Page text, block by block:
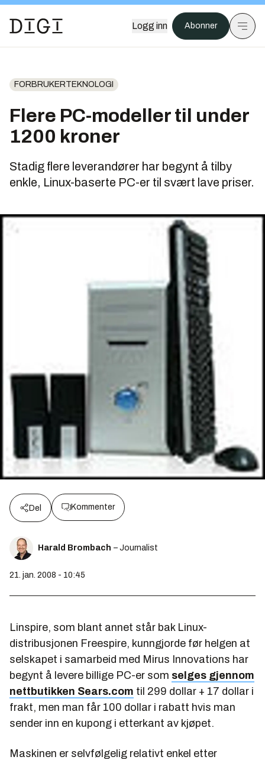
Logg inn Abonner
FORBRUKERTEKNOLOGI
Flere PC-modeller til under
1200 kroner
Stadig flere leverandører har begynt å tilby
enkle, Linux-baserte PC-er til svært lave priser.
Del Kommenter
Harald Brombach – Journalist
21. jan. 2008 - 10:45
Linspire, som blant annet står bak Linux-
distribusjonen Freespire, kunngjorde før helgen at
selskapet i samarbeid med Mirus Innovations har
begynt å levere billige PC-er som selges gjennom
nettbutikken Sears.com til 299 dollar + 17 dollar i
frakt, men man får 100 dollar i rabatt hvis man
sender inn en kupong i etterkant av kjøpet.
Maskinen er selvfølgelig relativt enkel etter